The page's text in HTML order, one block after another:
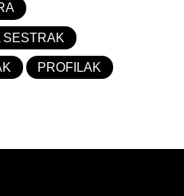
SESTRAK
PROFILAK